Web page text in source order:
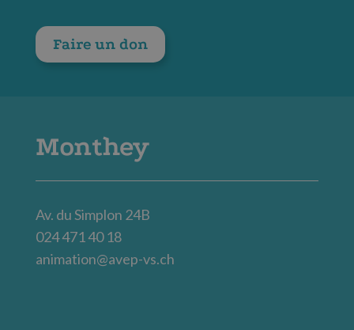
Faire un don
Monthey
Av. du Simplon 24B
024 471 40 18
animation@avep-vs.ch